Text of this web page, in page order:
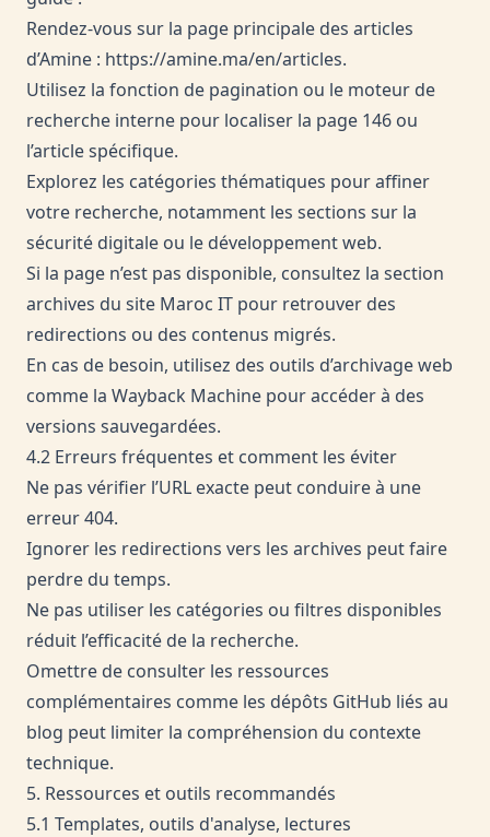
Rendez-vous sur la page principale des articles
d’Amine : https://amine.ma/en/articles.
Utilisez la fonction de pagination ou le moteur de
recherche interne pour localiser la page 146 ou
l’article spécifique.
Explorez les catégories thématiques pour affiner
votre recherche, notamment les sections sur la
sécurité digitale ou le développement web.
Si la page n’est pas disponible, consultez la section
archives du site Maroc IT pour retrouver des
redirections ou des contenus migrés.
En cas de besoin, utilisez des outils d’archivage web
comme la Wayback Machine pour accéder à des
versions sauvegardées.
4.2 Erreurs fréquentes et comment les éviter
Ne pas vérifier l’URL exacte peut conduire à une
erreur 404.
Ignorer les redirections vers les archives peut faire
perdre du temps.
Ne pas utiliser les catégories ou filtres disponibles
réduit l’efficacité de la recherche.
Omettre de consulter les ressources
complémentaires comme les dépôts GitHub liés au
blog peut limiter la compréhension du contexte
technique.
5. Ressources et outils recommandés
5.1 Templates, outils d'analyse, lectures